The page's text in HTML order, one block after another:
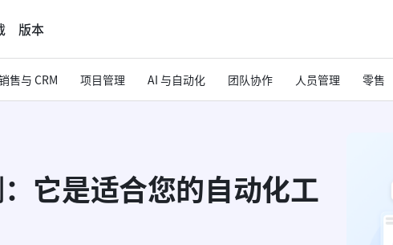
版本
售与 CRM 项目管理 AI 与自动化 团队协作 人员管理 零售
它是适合您的自动化工